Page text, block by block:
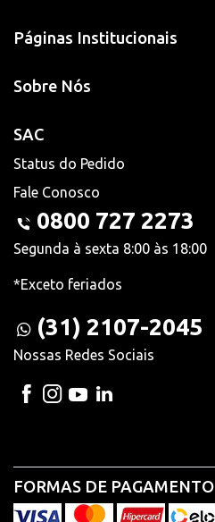
Páginas Institucionais
Sobre Nós
SAC
Status do Pedido
Fale Conosco
0800 727 2273
Segunda à sexta 8:00 às 18:00
*Exceto feriados
(31) 2107-2045
Nossas Redes Sociais
FORMAS DE PAGAMENTO